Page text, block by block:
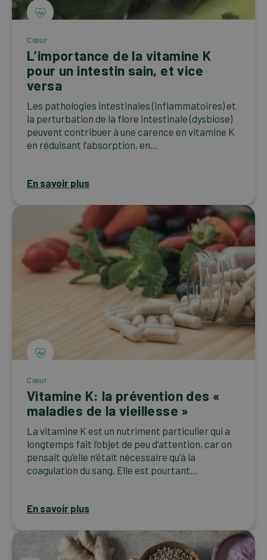
Cœur
L’importance de la vitamine K
pour un intestin sain, et vice
versa
Les pathologies intestinales (inflammatoires) et
la perturbation de la flore intestinale (dysbiose)
peuvent contribuer à une carence en vitamine K
en réduisant l’absorption, en...
En savoir plus
Cœur
Vitamine K: la prévention des «
maladies de la vieillesse »
La vitamine K est un nutriment particulier qui a
longtemps fait l’objet de peu d’attention, car on
pensait qu’elle n’était nécessaire qu’à la
coagulation du sang. Elle est pourtant...
En savoir plus